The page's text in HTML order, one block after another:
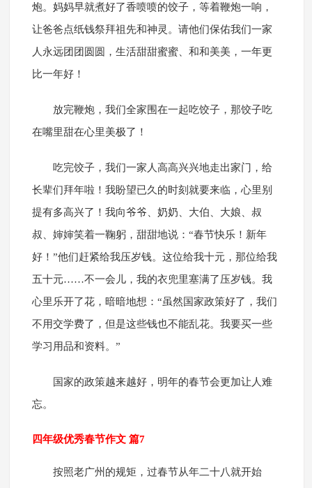
炮。妈妈早就煮好了香喷喷的饺子，等着鞭炮一响，
让爸爸点纸钱祭拜祖先和神灵。请他们保佑我们一家
人永远团团圆圆，生活甜甜蜜蜜、和和美美，一年更
比一年好！
放完鞭炮，我们全家围在一起吃饺子，那饺子吃
在嘴里甜在心里美极了！
吃完饺子，我们一家人高高兴兴地走出家门，给
长辈们拜年啦！我盼望已久的时刻就要来临，心里别
提有多高兴了！我向爷爷、奶奶、大伯、大娘、叔
叔、婶婶笑着一鞠躬，甜甜地说：“春节快乐！新年
好！”他们赶紧给我压岁钱。这位给我十元，那位给我
五十元……不一会儿，我的衣兜里塞满了压岁钱。我
心里乐开了花，暗暗地想：“虽然国家政策好了，我们
不用交学费了，但是这些钱也不能乱花。我要买一些
学习用品和资料。”
国家的政策越来越好，明年的春节会更加让人难
忘。
四年级优秀春节作文 篇7
按照老广州的规矩，过春节从年二十八就开始